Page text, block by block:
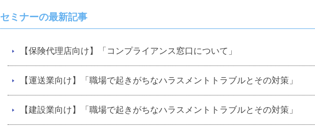
セミナーの最新記事
【保険代理店向け】「コンプライアンス窓口について」
【運送業向け】「職場で起きがちなハラスメントトラブルとその対策」
【建設業向け】「職場で起きがちなハラスメントトラブルとその対策」